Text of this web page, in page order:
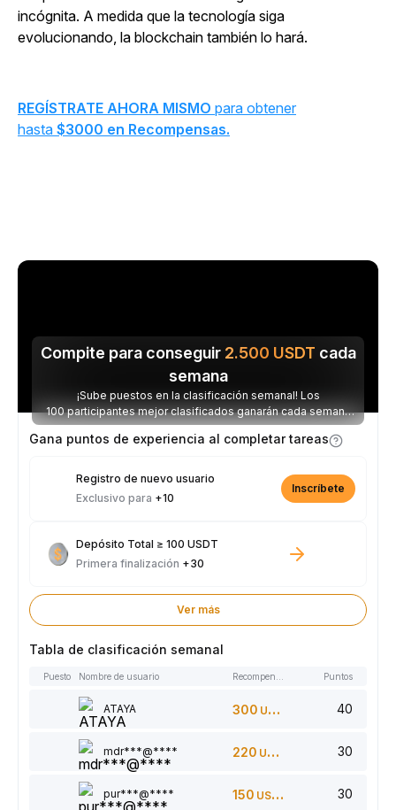
incógnita. A medida que la tecnología siga
evolucionando, la blockchain también lo hará.
REGÍSTRATE AHORA MISMO para obtener
hasta $3000 en Recompensas.
Compite para conseguir 2.500 USDT cada
semana
¡Sube puestos en la clasificación semanal! Los
100 participantes mejor clasificados ganarán cada semana
parte de los 2.500 USDT disponibles.
Gana puntos de experiencia al completar tareas
Registro de nuevo usuario
Exclusivo para +10
Inscríbete
Depósito Total ≥ 100 USDT
Primera finalización +30
Ver más
Tabla de clasificación semanal
Puesto Nombre de usuario Puntos
ATAYA 300 USDT 40
mdr***@**** 220 USDT 30
pur***@**** 150 USDT 30